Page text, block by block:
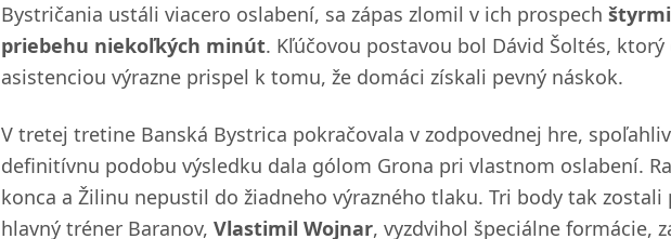
Bystričania ustáli viacero oslabení, sa zápas zlomil v ich prospech
priebehu niekoľkých minút. Kľúčovou postavou bol Dávid Šoltés,
asistenciou výrazne prispel k tomu, že domáci získali pevný náskok.
V tretej tretine Banská Bystrica pokračovala v zodpovednej hre,
definitívnu podobu výsledku dala gólom Grona pri vlastnom oslabení.
konca a Žilinu nepustil do žiadneho výrazného tlaku. Tri body tak
hlavný tréner Baranov, Vlastimil Wojnar, vyzdvihol špeciálne formácie,